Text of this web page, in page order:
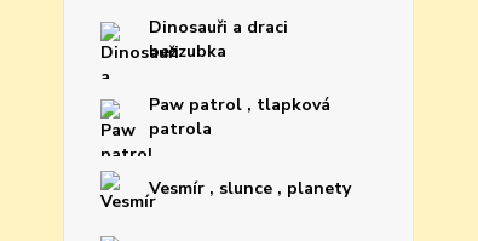
Dinosauři a draci
bezzubka
Paw patrol , tlapková
patrola
Vesmír , slunce , planety